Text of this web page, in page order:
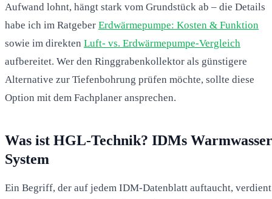
Aufwand lohnt, hängt stark vom Grundstück ab – die Details
habe ich im Ratgeber Erdwärmepumpe: Kosten & Funktion
sowie im direkten Luft- vs. Erdwärmepumpe-Vergleich
aufbereitet. Wer den Ringgrabenkollektor als günstigere
Alternative zur Tiefenbohrung prüfen möchte, sollte diese
Option mit dem Fachplaner ansprechen.
Was ist HGL-Technik? IDMs
System
Ein Begriff, der auf jedem IDM-Datenblatt auftaucht, verdient